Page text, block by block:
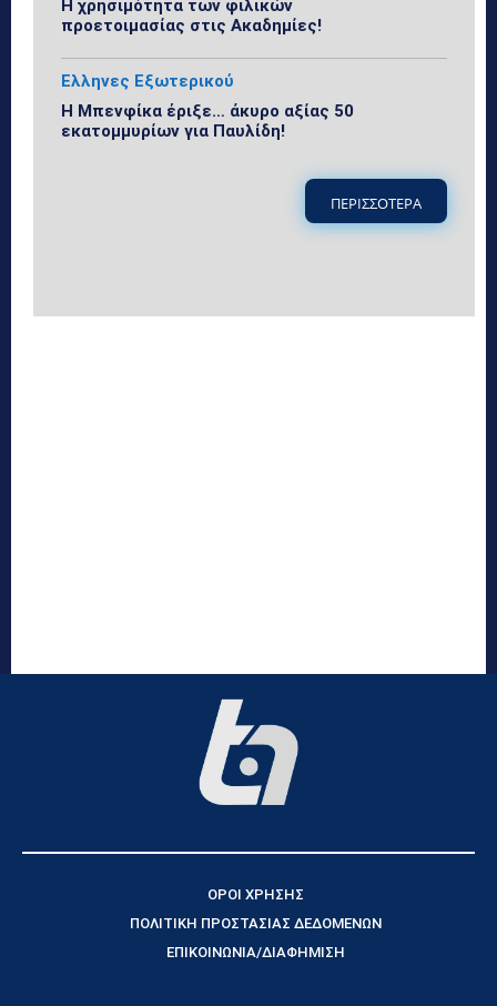
Η χρησιμότητα των φιλικών
προετοιμασίας στις Ακαδημίες!
Ελληνες Εξωτερικού
Η Μπενφίκα έριξε… άκυρο αξίας 50
εκατομμυρίων για Παυλίδη!
ΠΕΡΙΣΣΟΤΕΡΑ
ΟΡΟΙ ΧΡΗΣΗΣ
ΠΟΛΙΤΙΚΗ ΠΡΟΣΤΑΣΙΑΣ ΔΕΔΟΜΕΝΩΝ
ΕΠΙΚΟΙΝΩΝΙΑ/ΔΙΑΦΗΜΙΣΗ